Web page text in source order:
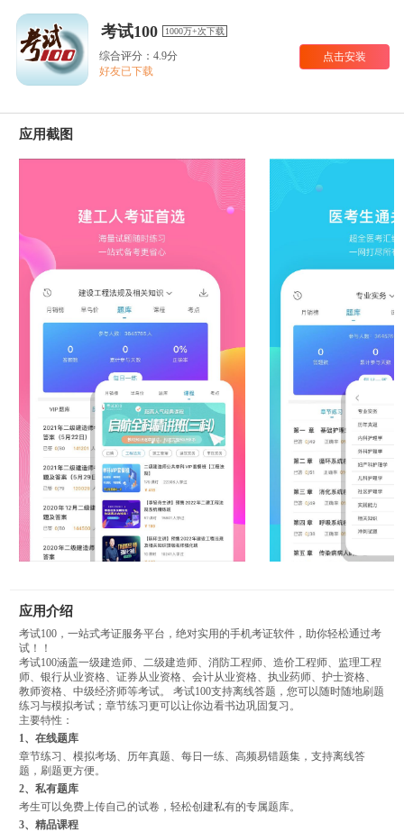
考试100 1000万+次下载
综合评分：4.9分
好友已下载
点击安装
应用截图
应用介绍
考试100，一站式考证服务平台，绝对实用的手机考证软件，助你轻松通过考
试！！
考试100涵盖一级建造师、二级建造师、消防工程师、造价工程师、监理工程
师、银行从业资格、证券从业资格、会计从业资格、执业药师、护士资格、
教师资格、中级经济师等考试。 考试100支持离线答题，您可以随时随地刷题
练习与模拟考试；章节练习更可以让你边看书边巩固复习。
主要特性：
1、在线题库
章节练习、模拟考场、历年真题、每日一练、高频易错题集，支持离线答
题，刷题更方便。
2、私有题库
考生可以免费上传自己的试卷，轻松创建私有的专属题库。
3、精品课程